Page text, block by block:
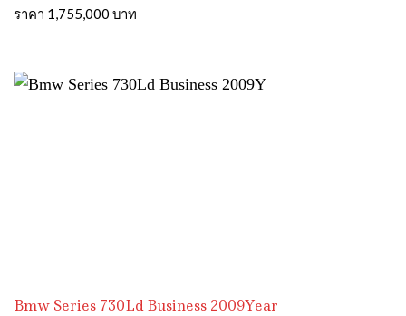
ราคา 1,755,000 บาท
Bmw Series 730Ld Business 2009Year